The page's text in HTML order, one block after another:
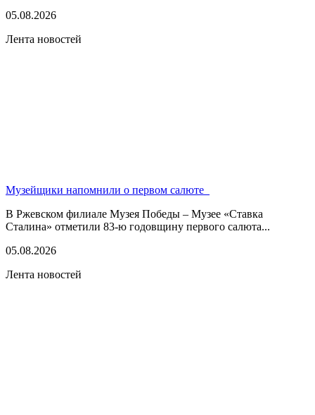
05.08.2026
Лента новостей
Музейщики напомнили о первом салюте
В Ржевском филиале Музея Победы – Музее «Ставка
Сталина» отметили 83-ю годовщину первого салюта...
05.08.2026
Лента новостей